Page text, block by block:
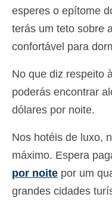
esperes o epítome
terás um teto sobre
confortável para
No que diz respeito
poderás encontrar
dólares por noite.
Nos hotéis de luxo,
máximo. Espera
por noite por um
grandes cidades